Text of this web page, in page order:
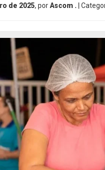
de 2025, porAscom . |